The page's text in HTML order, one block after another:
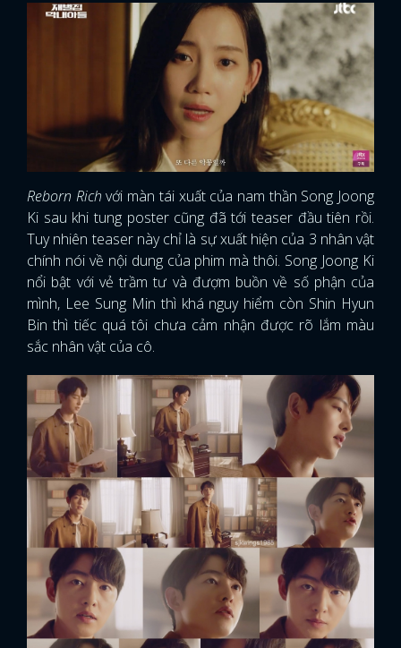
Reborn Rich với màn tái xuất của nam thần Song Joong
Ki sau khi tung poster cũng đã tới teaser đầu tiên rồi.
Tuy nhiên teaser này chỉ là sự xuất hiện của 3 nhân vật
chính nói về nội dung của phim mà thôi. Song Joong Ki
nổi bật với vẻ trầm tư và đượm buồn về số phận của
mình, Lee Sung Min thì khá nguy hiểm còn Shin Hyun
Bin thì tiếc quá tôi chưa cảm nhận được rõ lắm màu
sắc nhân vật của cô.